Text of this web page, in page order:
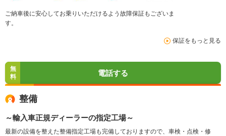
ご納車後に安心してお乗りいただけるよう故障保証もございま
す。
保証をもっと見る
無
料
電話する
整備
～輸入車正規ディーラーの指定工場～
最新の設備を整えた整備指定工場も完備しておりますので、車検・点検・修